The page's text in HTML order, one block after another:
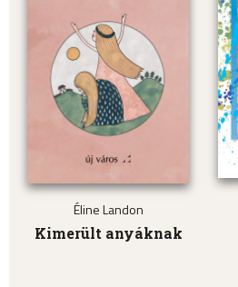
Éline Landon
Kimerült anyáknak